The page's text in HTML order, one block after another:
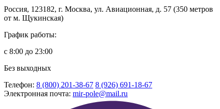
Россия, 123182, г. Москва, ул. Авиационная, д. 57 (350 метров
от м. Щукинская)
График работы:
с 8:00 до 23:00
Без выходных
Телефон: 8 (800) 201-38-67 8 (926) 691-18-67
Электронная почта: mir-pole@mail.ru